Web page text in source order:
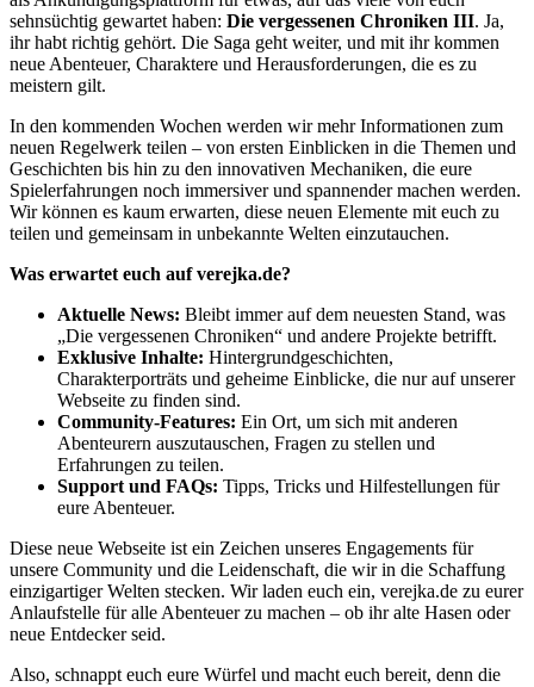
sehnsüchtig gewartet haben: Die vergessenen Chroniken III. Ja,
ihr habt richtig gehört. Die Saga geht weiter, und mit ihr kommen
neue Abenteuer, Charaktere und Herausforderungen, die es zu
meistern gilt.
In den kommenden Wochen werden wir mehr Informationen zum
neuen Regelwerk teilen – von ersten Einblicken in die Themen und
Geschichten bis hin zu den innovativen Mechaniken, die eure
Spielerfahrungen noch immersiver und spannender machen werden.
Wir können es kaum erwarten, diese neuen Elemente mit euch zu
teilen und gemeinsam in unbekannte Welten einzutauchen.
Was erwartet euch auf verejka.de?
Aktuelle News: Bleibt immer auf dem neuesten Stand, was
„Die vergessenen Chroniken“ und andere Projekte betrifft.
Exklusive Inhalte: Hintergrundgeschichten,
Charakterporträts und geheime Einblicke, die nur auf unserer
Webseite zu finden sind.
Community-Features: Ein Ort, um sich mit anderen
Abenteurern auszutauschen, Fragen zu stellen und
Erfahrungen zu teilen.
Support und FAQs: Tipps, Tricks und Hilfestellungen für
eure Abenteuer.
Diese neue Webseite ist ein Zeichen unseres Engagements für
unsere Community und die Leidenschaft, die wir in die Schaffung
einzigartiger Welten stecken. Wir laden euch ein, verejka.de zu eurer
Anlaufstelle für alle Abenteuer zu machen – ob ihr alte Hasen oder
neue Entdecker seid.
Also, schnappt euch eure Würfel und macht euch bereit, denn die